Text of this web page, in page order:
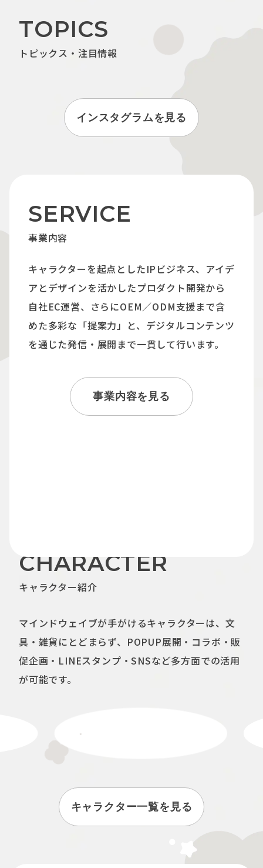
TOPICS
トピックス・注目情報
インスタグラムを見る
SERVICE
事業内容
キャラクターを起点としたIPビジネス、アイデ
アとデザインを活かしたプロダクト開発から
自社EC運営、さらにOEM／ODM支援まで含
めた多彩な「提案力」と、デジタルコンテンツ
を通じた発信・展開まで一貫して行います。
事業内容を見る
CHARACTER
キャラクター紹介
マインドウェイブが手がけるキャラクターは、文
具・雑貨にとどまらず、POPUP展開・コラボ・販
促企画・LINEスタンプ・SNSなど多方面での活用
が可能です。
詳しく見る
キャラクター一覧を見る